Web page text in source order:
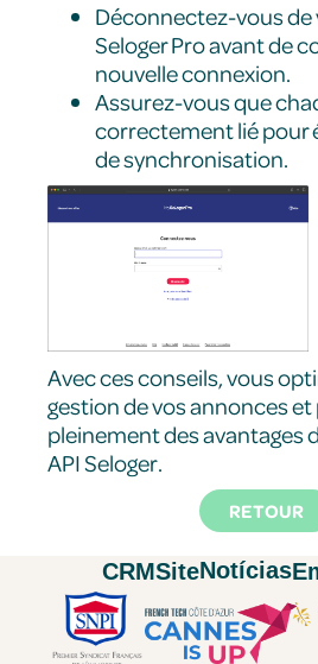
Déconnectez-vous
Seloger Pro avant de
nouvelle connexion.
Assurez-vous que
correctement lié pour
de synchronisation.
Avec ces conseils, vous
gestion de vos annonces
pleinement des avantages
API Seloger.
RETOUR
CRMSiteNotícias